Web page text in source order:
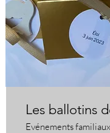
Les ballotins
Evénements familiaux